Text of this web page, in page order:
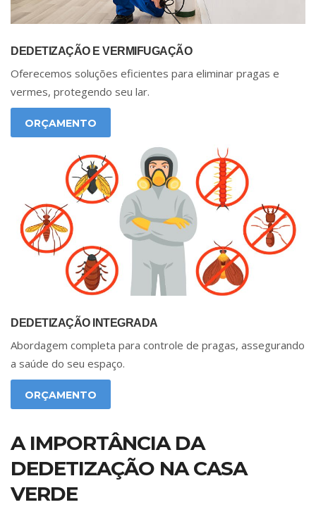
DEDETIZAÇÃO E VERMIFUGAÇÃO
Oferecemos soluções eficientes para eliminar pragas e
vermes, protegendo seu lar.
ORÇAMENTO
DEDETIZAÇÃO INTEGRADA
Abordagem completa para controle de pragas, assegurando
a saúde do seu espaço.
ORÇAMENTO
A IMPORTÂNCIA DA
DEDETIZAÇÃO NA CASA
VERDE